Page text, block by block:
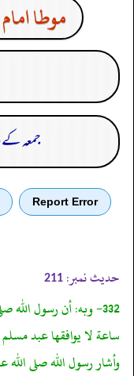
موطا
جمعہ
Report Error
حدیث نمبر: 211
332- وبه: أن رسول الله
ساعة لا يوافقها عبد مسلم
وأشار رسول الله صلى الله